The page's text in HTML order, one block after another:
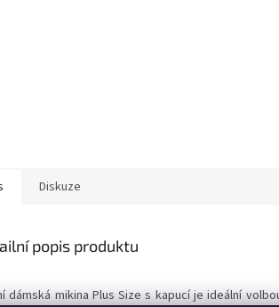
Diskuze
popis produktu
dámská mikina Plus Size s kapucí je ideální